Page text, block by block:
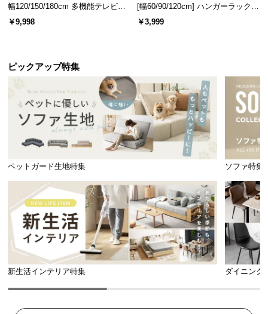
幅120/150/180cm 多機能テレビボ
ード 木目/石目調 オープン収納・
引き出し収納付き
￥9,998
[幅60/90/120cm] ハンガーラック
スチール 4段階高さ調節 サイドフ
ック オープンラック シンプル
￥3,999
ピックアップ特集
ペットガード生地特集 ソファ特集
新生活インテリア特集 ダイニング